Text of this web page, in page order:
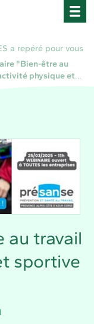
d'Éducation
a repéré pour vous
"Bien-être au
physique et
notre alliée !"
au travail
sportive